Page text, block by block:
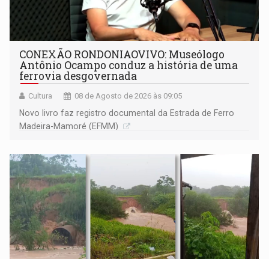
CONEXÃO RONDONIAOVIVO: Museólogo
Antônio Ocampo conduz a história de uma
ferrovia desgovernada
Cultura 08 de Agosto de 2026 às 09:05
Novo livro faz registro documental da Estrada de Ferro
Madeira-Mamoré (EFMM)